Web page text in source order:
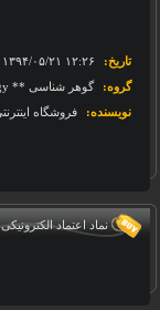
تاریخ:
گروه:
گوهر شناسی ** Gemology **
نویسنده:
فروشگاه
نماد اعتماد الکترونیکی